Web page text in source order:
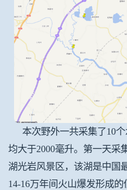
本次野外一共采集了10个
均大于2000毫升。第一天采
湖光岩风景区，该湖是中国
14-16万年间火山爆发形成